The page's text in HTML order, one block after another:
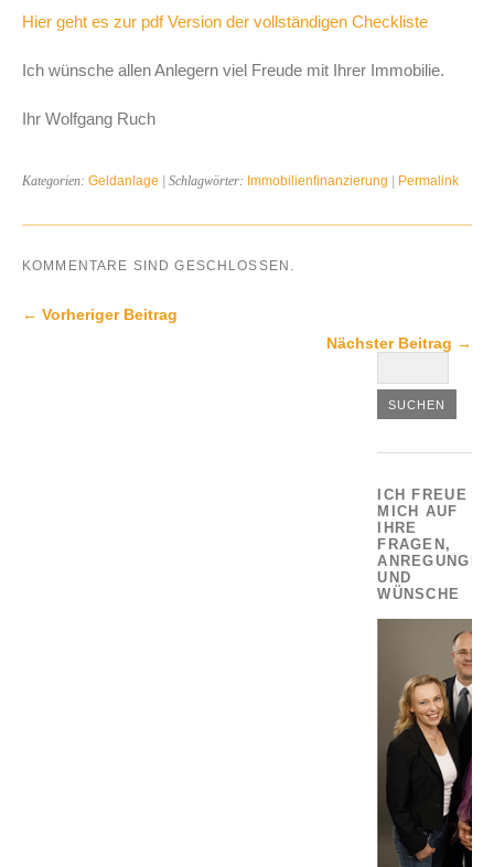
Hier geht es zur pdf Version der vollständigen Checkliste
Ich wünsche allen Anlegern viel Freude mit Ihrer Immobilie.
Ihr Wolfgang Ruch
Kategorien: Geldanlage | Schlagwörter: Immobilienfinanzierung | Permalink
KOMMENTARE SIND GESCHLOSSEN.
← Vorheriger Beitrag
Nächster Beitrag →
ICH FREUE
MICH AUF
IHRE
FRAGEN,
ANREGUNGEN
UND
WÜNSCHE